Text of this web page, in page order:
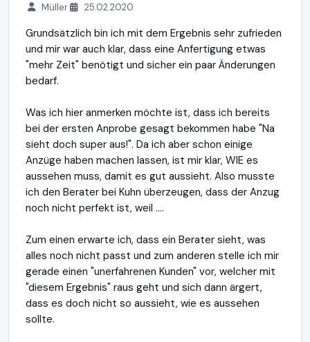
Müller 25.02.2020
Grundsätzlich bin ich mit dem Ergebnis sehr zufrieden
und mir war auch klar, dass eine Anfertigung etwas
"mehr Zeit" benötigt und sicher ein paar Änderungen
bedarf.
Was ich hier anmerken möchte ist, dass ich bereits
bei der ersten Anprobe gesagt bekommen habe "Na
sieht doch super aus!". Da ich aber schon einige
Anzüge haben machen lassen, ist mir klar, WIE es
aussehen muss, damit es gut aussieht. Also musste
ich den Berater bei Kuhn überzeugen, dass der Anzug
noch nicht perfekt ist, weil ....
Zum einen erwarte ich, dass ein Berater sieht, was
alles noch nicht passt und zum anderen stelle ich mir
gerade einen "unerfahrenen Kunden" vor, welcher mit
"diesem Ergebnis" raus geht und sich dann ärgert,
dass es doch nicht so aussieht, wie es aussehen
sollte.